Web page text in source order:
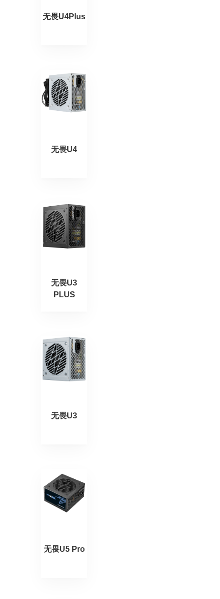
无畏U4Plus
无畏U4
无畏U3
PLUS
无畏U3
无畏U5 Pro